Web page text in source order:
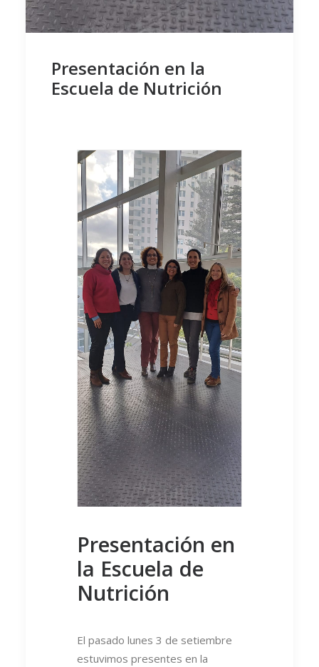
Presentación en la
Escuela de Nutrición
Presentación en
la Escuela de
Nutrición
El pasado lunes 3 de setiembre
estuvimos presentes en la